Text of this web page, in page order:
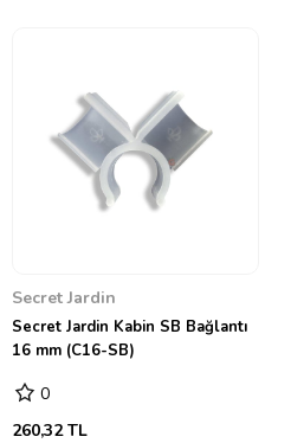
Secret Jardin
Secret Jardin Kabin SB Bağlantı
16 mm (C16-SB)
0
260,32 TL